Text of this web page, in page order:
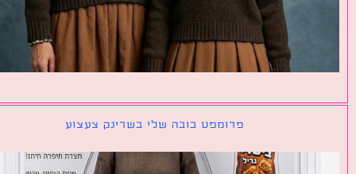
פרומפט בובה שלי בשרינק צעצוע